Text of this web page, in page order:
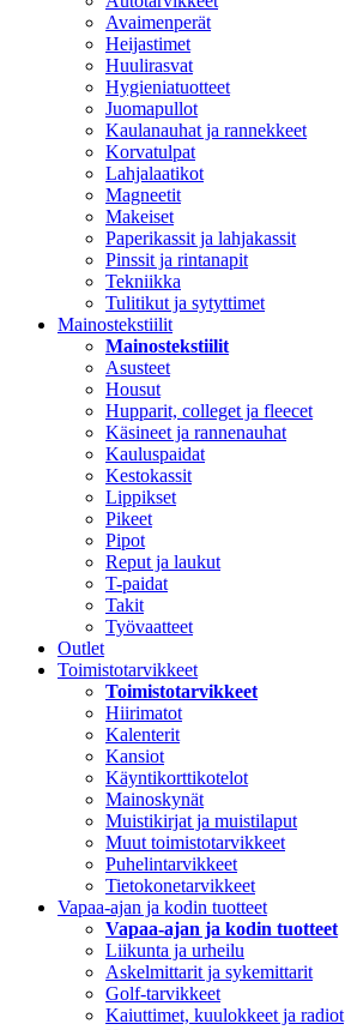
Avaimenperät
Heijastimet
Huulirasvat
Hygieniatuotteet
Juomapullot
Kaulanauhat ja rannekkeet
Korvatulpat
Lahjalaatikot
Magneetit
Makeiset
Paperikassit ja lahjakassit
Pinssit ja rintanapit
Tekniikka
Tulitikut ja sytyttimet
Mainostekstiilit
Mainostekstiilit
Asusteet
Housut
Hupparit, colleget ja fleecet
Käsineet ja rannenauhat
Kauluspaidat
Kestokassit
Lippikset
Pikeet
Pipot
Reput ja laukut
T-paidat
Takit
Työvaatteet
Outlet
Toimistotarvikkeet
Toimistotarvikkeet
Hiirimatot
Kalenterit
Kansiot
Käyntikorttikotelot
Mainoskynät
Muistikirjat ja muistilaput
Muut toimistotarvikkeet
Puhelintarvikkeet
Tietokonetarvikkeet
Vapaa-ajan ja kodin tuotteet
Vapaa-ajan ja kodin tuotteet
Liikunta ja urheilu
Askelmittarit ja sykemittarit
Golf-tarvikkeet
Kaiuttimet, kuulokkeet ja radiot